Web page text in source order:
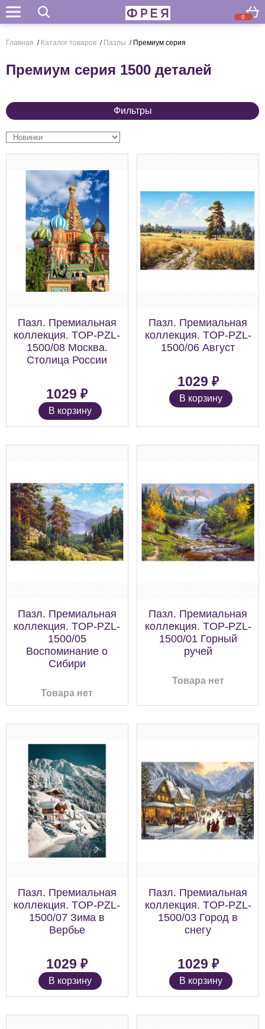
0
Поиск
Главная / Каталог товаров / Пазлы / Премиум серия
Премиум серия 1500 деталей
Фильтры
Пазл. Премиальная
коллекция. TOP-PZL-
1500/08 Москва.
Столица России
1029 ₽
В корзину
Пазл. Премиальная
коллекция. TOP-PZL-
1500/06 Август
1029 ₽
В корзину
Пазл. Премиальная
коллекция. TOP-PZL-
1500/05
Воспоминание о
Сибири
Товара нет
Пазл. Премиальная
коллекция. TOP-PZL-
1500/01 Горный
ручей
Товара нет
Пазл. Премиальная
коллекция. TOP-PZL-
1500/07 Зима в
Вербье
1029 ₽
В корзину
Пазл. Премиальная
коллекция. TOP-PZL-
1500/03 Город в
снегу
1029 ₽
В корзину